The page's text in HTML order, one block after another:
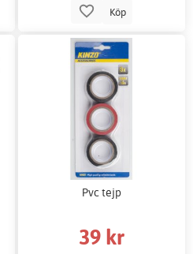
Köp
Pvc tejp
39 kr